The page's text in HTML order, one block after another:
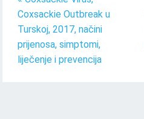
Coxsackie Outbreak u
Turskoj, 2017, načini
prijenosa, simptomi,
liječenje i prevencija